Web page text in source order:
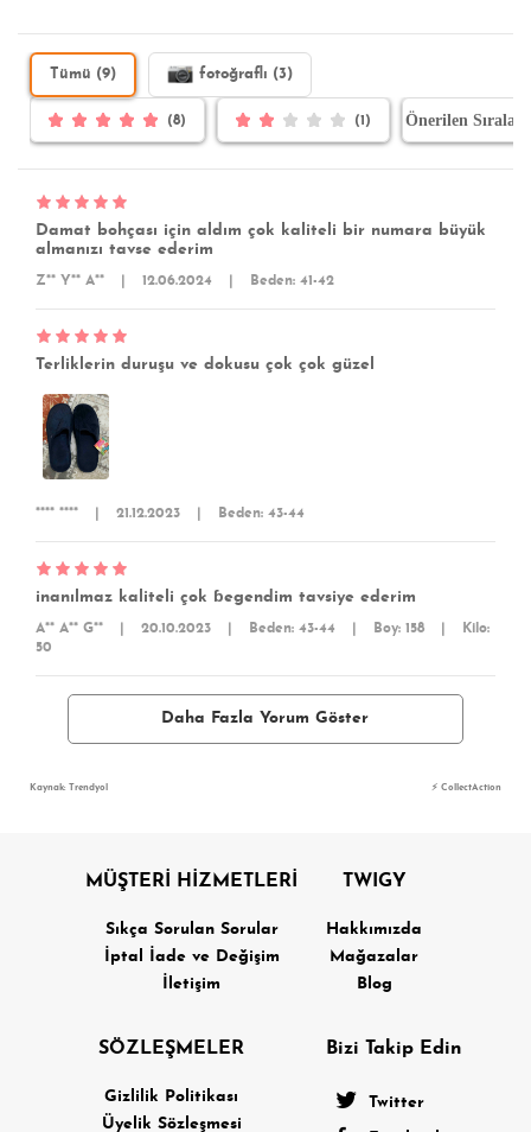
Tümü (9) fotoğraflı (3)
(8) (1)
Damat bohçası için aldım çok kaliteli bir numara büyük
almanızı tavse ederim
Z** Y** A** 12.06.2024 Beden: 41-42
Terliklerin duruşu ve dokusu çok çok güzel
**** **** 21.12.2023 Beden: 43-44
inanılmaz kaliteli çok ɓegendim tavsiye ederim
A** A** G** 20.10.2023 Beden: 43-44 Boy: 158
Kilo:
50
Daha Fazla Yorum Göster
Kaynak: Trendyol ⚡ CollectAction
MÜŞTERİ HİZMETLERİ
Sıkça Sorulan Sorular
İptal İade ve Değişim
İletişim
TWIGY
Hakkımızda
Mağazalar
Blog
SÖZLEŞMELER
Gizlilik Politikası
Üyelik Sözleşmesi
Bizi Takip Edin
Twitter